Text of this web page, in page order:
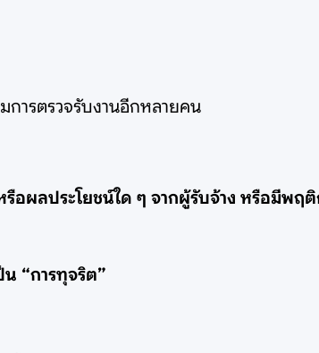
ารตรวจรับงานอีกหลายคน
ผลประโยชน์ใด ๆ จากผู้รับจ้าง หรือมีพฤ
“การทุจริต”